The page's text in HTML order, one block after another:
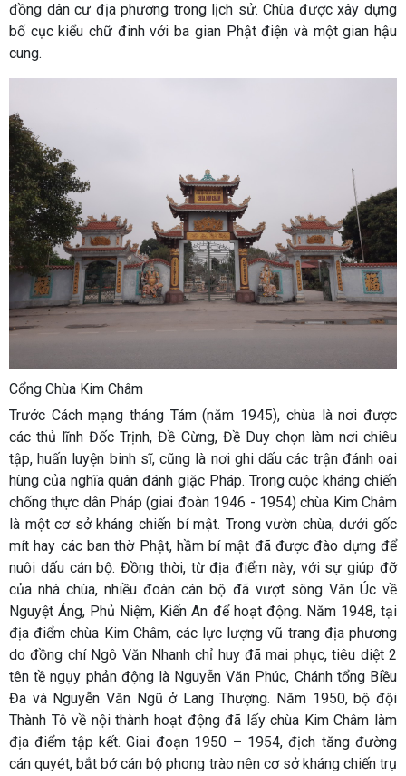
đồng dân cư địa phương trong lịch sử. Chùa được xây dựng
bố cục kiểu chữ đinh với ba gian Phật điện và một gian hậu
cung.
Cổng Chùa Kim Châm
Trước Cách mạng tháng Tám (năm 1945), chùa là nơi được
các thủ lĩnh Đốc Trịnh, Đề Cừng, Đề Duy chọn làm nơi chiêu
tập, huấn luyện binh sĩ, cũng là nơi ghi dấu các trận đánh oai
hùng của nghĩa quân đánh giặc Pháp. Trong cuộc kháng chiến
chống thực dân Pháp (giai đoàn 1946 - 1954) chùa Kim Châm
là một cơ sở kháng chiến bí mật. Trong vườn chùa, dưới gốc
mít hay các ban thờ Phật, hầm bí mật đã được đào dựng để
nuôi dấu cán bộ. Đồng thời, từ địa điểm này, với sự giúp đỡ
của nhà chùa, nhiều đoàn cán bộ đã vượt sông Văn Úc về
Nguyệt Áng, Phủ Niệm, Kiến An để hoạt động. Năm 1948, tại
địa điểm chùa Kim Châm, các lực lượng vũ trang địa phương
do đồng chí Ngô Văn Nhanh chỉ huy đã mai phục, tiêu diệt 2
tên tề ngụy phản động là Nguyễn Văn Phúc, Chánh tổng Biều
Đa và Nguyễn Văn Ngũ ở Lang Thượng. Năm 1950, bộ đội
Thành Tô về nội thành hoạt động đã lấy chùa Kim Châm làm
địa điểm tập kết. Giai đoạn 1950 – 1954, địch tăng đường
cán quyét, bắt bớ cán bộ phong trào nên cơ sở kháng chiến trụ